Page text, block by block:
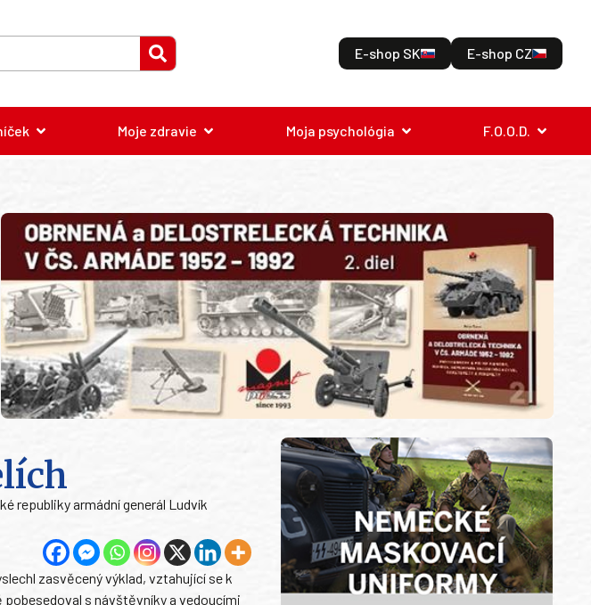
E-shop SK E-shop CZ
Moje zdravie Moja psychológia F.O.O.D.
republiky armádní generál Ludvík
zasvěcený výklad, vztahující se k
s návštěvníky a vedoucími